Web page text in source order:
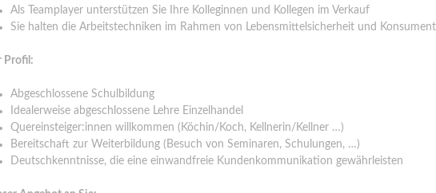
Als Teamplayer unterstützen Sie Ihre Kolleginnen und Kollegen im Verkauf
Sie halten die Arbeitstechniken im Rahmen von Lebensmittelsicherheit und
Profil:
Abgeschlossene Schulbildung
Idealerweise abgeschlossene Lehre Einzelhandel
Quereinsteiger:innen willkommen (Köchin/Koch, Kellnerin/Kellner …)
Bereitschaft zur Weiterbildung (Besuch von Seminaren, Schulungen, …)
Deutschkenntnisse, die eine einwandfreie Kundenkommunikation gewährleisten